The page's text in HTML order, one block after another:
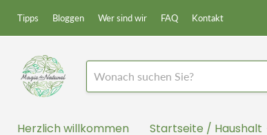
Tipps Bloggen Wer sind wir FAQ Kontakt
Herzlich willkommen Startseite / Haushalt